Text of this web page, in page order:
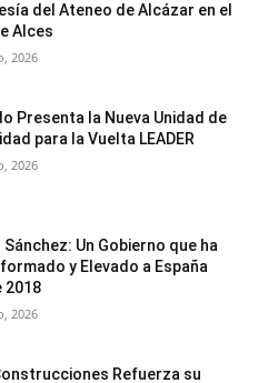
del Ateneo de Alcázar en el
Alces
2026
Presenta la Nueva Unidad de
para la Vuelta LEADER
2026
Sánchez: Un Gobierno que ha
y Elevado a España
2018
2026
Refuerza su